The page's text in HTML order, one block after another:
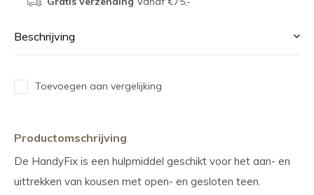
Beschrijving
Toevoegen aan vergelijking
Productomschrijving
De HandyFix is een hulpmiddel geschikt voor het aan- en
uittrekken van kousen met open- en gesloten teen.